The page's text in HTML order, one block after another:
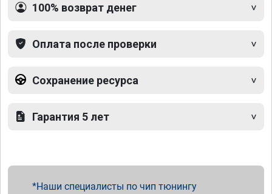
100% возврат денег
Оплата после проверки
Сохранение ресурса
Гарантия 5 лет
Наши специалисты по чип тюнингу